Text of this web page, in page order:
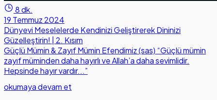
8 dk.
19 Temmuz 2024
Dünyevi Meselelerde Kendinizi Geliştirerek Dininizi
Güzelleştirin! | 2. Kısım
Güçlü Mümin & Zayıf Mümin Efendimiz (sas) “Güçlü mümin
zayıf müminden daha hayırlı ve Allah’a daha sevimlidir.
Hepsinde hayır vardır...”
okumaya devam et